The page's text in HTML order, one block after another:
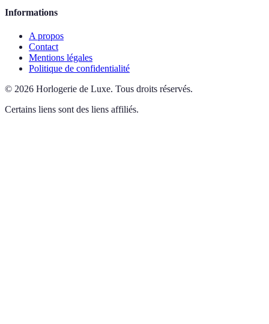
Informations
A propos
Contact
Mentions légales
Politique de confidentialité
© 2026 Horlogerie de Luxe. Tous droits réservés.
Certains liens sont des liens affiliés.